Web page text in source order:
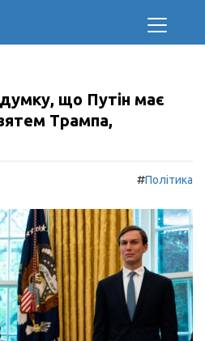
що Путін має
зятем Трампа,
#Політика